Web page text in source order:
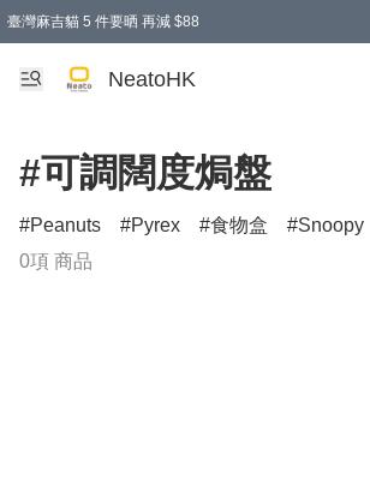
臺灣麻吉貓 5 件要晒 再減 $88
消費即享全單 95 折優惠！
購物滿 HKD 300.00即享免運費優惠！（適用於 特定的送
買麻吉貓廚具套裝免運費
寄送台灣運費滿HKD300 減 HKD50 優惠（不適用於儲物
NeatoHK
#可調闊度焗盤
Peanuts Pyrex 食物盒 Snoopy
0項 商品